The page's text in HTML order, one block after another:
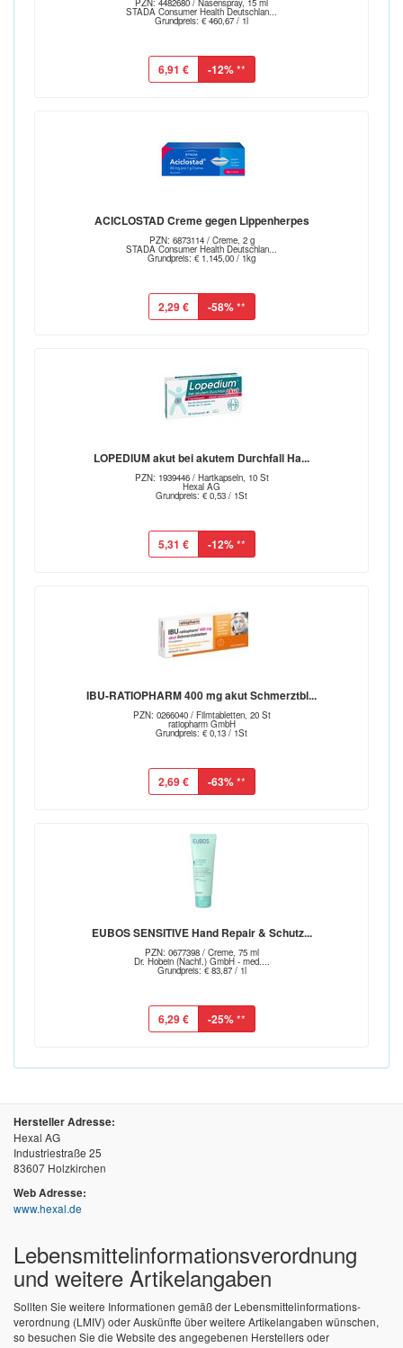
PZN: 4482680 / Nasenspray, 15 ml
STADA Consumer Health Deutschlan...
Grundpreis: € 460,67 / 1l
6,91 € -12%**
ACICLOSTAD Creme gegen Lippenherpes
PZN: 6873114 / Creme, 2 g
STADA Consumer Health Deutschlan...
Grundpreis: € 1.145,00 / 1kg
2,29 € -58%**
LOPEDIUM akut bei akutem Durchfall Ha...
PZN: 1939446 / Hartkapseln, 10 St
Hexal AG
Grundpreis: € 0,53 / 1St
5,31 € -12%**
IBU-RATIOPHARM 400 mg akut Schmerztbl...
PZN: 0266040 / Filmtabletten, 20 St
ratiopharm GmbH
Grundpreis: € 0,13 / 1St
2,69 € -63%**
EUBOS SENSITIVE Hand Repair & Schutz...
PZN: 0677398 / Creme, 75 ml
Dr. Hobein (Nachf.) GmbH - med....
Grundpreis: € 83,87 / 1l
6,29 € -25%**
Hersteller Adresse:
Hexal AG
Industriestraße 25
83607 Holzkirchen
Web Adresse:
www.hexal.de
Lebensmittel­informations­verordnung
und weitere Artikelangaben
Sollten Sie weitere Informationen gemäß der Lebensmittel­informations­
verordnung (LMIV) oder Auskünfte über weitere Artikelangaben wünschen,
so besuchen Sie die Website des angegebenen Herstellers oder